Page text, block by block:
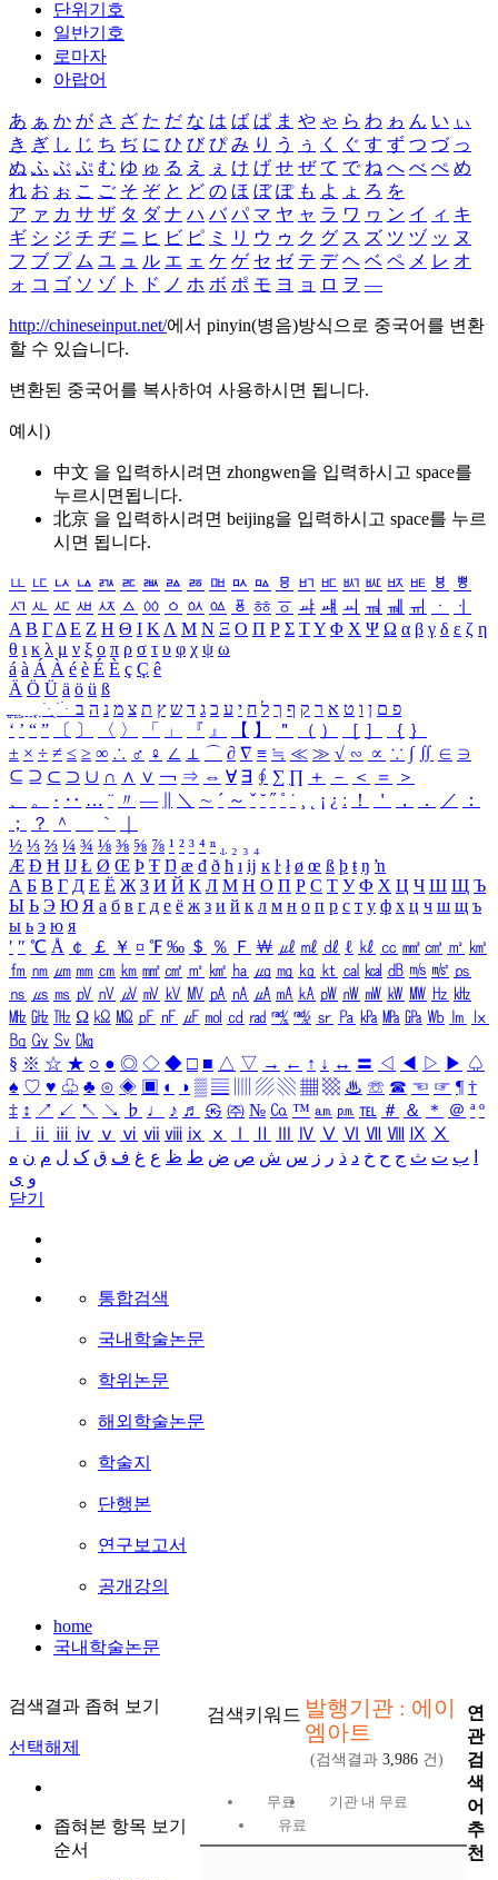
단위기호
일반기호
로마자
아랍어
あ ぁ か が さ ざ た だ な は ば ぱ ま や ゃ ら わ ゎ ん い ぃ
き ぎ し じ ち ぢ に ひ び ぴ み り う ぅ く ぐ す ず つ づ っ
ぬ ふ ぶ ぷ む ゆ ゅ る え ぇ け げ せ ぜ て で ね へ べ ぺ め
れ お ぉ こ ご そ ぞ と ど の ほ ぼ ぽ も よ ょ ろ を
ア ァ カ サ ザ タ ダ ナ ハ バ パ マ ヤ ャ ラ ワ ヮ ン イ ィ キ
ギ シ ジ チ ヂ ニ ヒ ビ ピ ミ リ ウ ゥ ク グ ス ズ ツ ヅ ッ ヌ
フ ブ プ ム ユ ュ ル エ ェ ケ ゲ セ ゼ テ デ ヘ ベ ペ メ レ オ
ォ コ ゴ ソ ゾ ト ド ノ ホ ボ ポ モ ヨ ョ ロ ヲ ―
http://chineseinput.net/에서 pinyin(병음)방식으로 중국어를 변환
할 수 있습니다.
변환된 중국어를 복사하여 사용하시면 됩니다.
예시)
中文 을 입력하시려면 zhongwen을 입력하시고 space를
누르시면됩니다.
北京 을 입력하시려면 beijing을 입력하시고 space를 누르
시면 됩니다.
ㅥ ㅦ ㅧ ㅨ ㅩ ㅪ ㅫ ㅬ ㅭ ㅮ ㅯ ㅰ ㅱ ㅲ ㅳ ㅴ ㅵ ㅶ ㅷ ㅸ
ㅹ
ㅺ ㅻ ㅼ ㅽ ㅾ ㅿ ㆀ ㆁ ㆂ ㆃ ㆄ ㆅ ㆆ ㆇ ㆈ ㆉ ㆊ ㆋ ㆌ ㆍ
ㆎ
Α Β ΓΔ Ε Ζ Η Θ Ι ΚΛ Μ Ν Ξ Ο Π Ρ Σ ΤΥ Φ Χ Ψ Ω α β γ δ ε ζ η
θ ι κ λ μ ν ξ ο π ρ σ τ υ φ χ ψ ω
á à Á À é è É È ç Ç ê
Ä Ö Ü ä ö ü ß
ִֶֹ ֻּ ׁׂ פ ם ן ו ט א ר ק ף ך ל ח י ע כ ג ד ש ץ ת צ מ נ ה ב
‘ ’ “ ” 〔 〕 〈 〉 「 」 『 』 【 】 ＂ （ ） ［ ］ ｛ ｝
± × ÷ ≠ ≤ ≥ ∞ ∴ ♂ ♀ ∠ ⊥ ⌒ ∂ ∇ ≡ ≒ ≪ ≫ √ ∽ ∝ ∵ ∫ ∬ ∈ ∋
⊆ ⊇ ⊂ ⊃ ∪ ∩ ∧ ∨ ￢ ⇒ ⇔ ∀ ∃ ∮ ∑ ∏ ＋ － ＜ ＝
＞
、
。 · ‥ … ¨ 〃 ― ＼ ∼ ´ ～ ˇ ˘ ˝ ˚ ˙ ¸ ¡ ¿ ː ！ ＇ ， ． ／
：
；
？ ＾ ｀
½ ⅓ ⅔ ¼ ¾ ⅛ ⅜ ⅝ ⅞ ¹ ² ³ ⁴ ⁿ ₁ ₂ ₃ ₄
Æ Ð Ħ Ĳ Ł Ø Œ Þ Ŧ Ŋ æ đ ð ħ ı ĳ ĸ ŀ ł ø œ ß þ ŧ ŋ ŉ
А Б В Г Д Е Ё Ж З И Й К Л М Н О П Р С Т У Ф Х Ц Ч Ш Щ Ъ
Ы Ь Э Ю Я а б в г д е ё ж з и й к л м н о п р с т у ф х ц ч ш щ ъ
ы ь э ю я
′ ″ ℃ Å ￠ ￡ ￥ ¤ ℉ ‰ ＄ ％ Ｆ ￦ ㎕ ㎖ ㎗ ℓ ㎘ ㏄ ㎣ ㎤ ㎥ ㎦
㎙ ㎚ ㎛ ㎜ ㎝ ㎞ ㎟ ㎠ ㎡ ㎢ ㏊ ㎍ ㎎ ㎏ ㏏ ㎈ ㎉ ㏈ ㎧ ㎨ ㎰
㎱ ㎲ ㎳ ㎴ ㎵ ㎶ ㎷ ㎸ ㎹ ㎀ ㎁ ㎂ ㎃ ㎄ ㎺ ㎻ ㎽ ㎾ ㎿ ㎐ ㎑
㎒ ㎓ ㎔ Ω ㏀ ㏁ ㎊ ㎋ ㎌ ㏖ ㏅ ㎭ ㎮ ㎯ ㏛ ㎩ ㎪ ㎫ ㎬ ㏝ ㏐
㏓
㏃ ㏉ ㏜ ㏆
§ ※ ☆ ★ ○ ● ◎ ◇ ◆ □ ■ △ ▽ → ← ↑ ↓ ↔ 〓 ◁ ◀ ▷ ▶ ♤
♠ ♡ ♥ ♧ ♣ ⊙ ◈ ▣ ◐ ◑ ▒ ▤ ▨ ▧ ▦ ▩ ♨ ☏ ☎ ☜ ☞ ¶ †
‡ ↕ ↗ ↙ ↖ ↘ ♭ ♩ ♪ ♬ ㉿ ㈜ № ㏇ ™ ㏂ ㏘ ℡ ＃ ＆ ＊ ＠ ª º
ⅰ
ⅱ ⅲ ⅳ ⅴ ⅵ ⅶ ⅷ ⅸ ⅹ Ⅳ Ⅴ Ⅵ Ⅶ Ⅷ Ⅸ Ⅹ
ب ت ث ج ح خ د ذ ر ز س ش ص ض ط ظ ع غ ف ق ک ل م ن ه
و ی
닫기
통합검색
국내학술논문
학위논문
해외학술논문
학술지
단행본
연구보고서
공개강의
home
국내학술논문
검색결과 좁혀 보기
선택해제
좁혀본 항목 보기
순서
검색키워드 발행기관 : 에이
엠아트
(검색결과 3,986 건)
무료
기관 내 무료
유료
연
관
검
색
어
추
천